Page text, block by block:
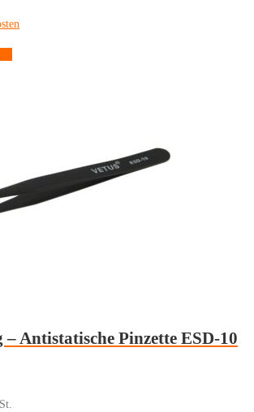
– Antistatische Pinzette ESD-10